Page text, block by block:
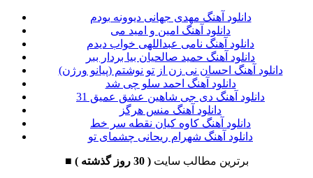
دانلود آهنگ مهدی جهانی دیوونه بودم
دانلود آهنگ امین و امید می
دانلود آهنگ نامی عبداللهی خواب دیدم
دانلود آهنگ حمید صالحیان بیا بردار ببر
دانلود آهنگ احسان نی زن از تو نوشتم (پیانو ورژن)
دانلود آهنگ احمد سلو چی شد
دانلود آهنگ دی جی شاهین عشق عمیق 31
دانلود آهنگ منس هرگز
دانلود آهنگ کاوه کیان نقطه سر خط
دانلود آهنگ شهرام ریحانی چشمای تو
■ برترین مطالب سایت( 30 روز گذشته )